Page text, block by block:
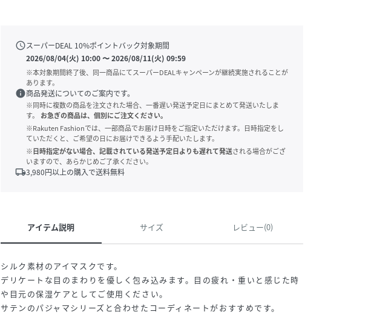
scheduleスーパーDEAL 10%ポイントバック対象期間
2026/08/04(火) 10:00〜2026/08/11(火) 09:59
※本対象期間終了後、同一商品にてスーパーDEALキャンペーンが継続実施されることが
あります。
info商品発送についてのご案内です。
※同時に複数の商品を注文された場合、一番遅い発送予定日にまとめて発送いたしま
す。
お急ぎの商品は、個別にご注文ください。
※Rakuten Fashionでは、一部商品でお届け日時をご指定いただけます。日時指定をし
ていただくと、ご希望の日にお届けできるよう手配いたします。
※日時指定がない場合、記載されている発送予定日よりも遅れて発送される場合がござ
いますので、あらかじめご了承ください。
local_shipping3,980円以上の購入で送料無料
アイテム説明 サイズ レビュー(0)
シルク素材のアイマスクです。
デリケートな目のまわりを優しく包み込みます。目の疲れ・重いと感じた時
や目元の保湿ケアとしてご使用ください。
サテンのパジャマシリーズと合わせたコーディネートがおすすめです。